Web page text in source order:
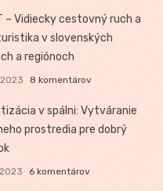
– Vidiecky cestovný ruch a
v slovenských
a regiónoch
8 komentárov
v spálni: Vytváranie
prostredia pre dobrý
6 komentárov